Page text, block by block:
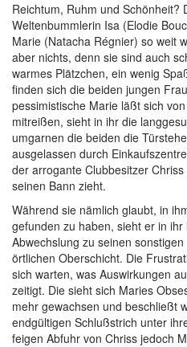
Reichtum, Ruhm und Schönheit?
Weltenbummlerin Isa (Elodie
Marie (Natacha Régnier) so weit
aber nichts, denn sie sind auch
warmes Plätzchen, ein wenig
finden sich die beiden jungen
pessimistische Marie läßt sich
mitreißen, sieht in ihr die
umgarnen die beiden die
ausgelassen durch
der arrogante Clubbesitzer
seinen Bann zieht.
Während sie nämlich glaubt, in
gefunden zu haben, sieht er in
Abwechslung zu seinen
örtlichen Oberschicht. Die
sich warten, was Auswirkungen
zeitigt. Die sieht sich Maries
mehr gewachsen und beschließt
endgültigen Schlußstrich unter
feigen Abfuhr von Chriss jedoch